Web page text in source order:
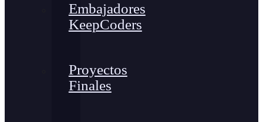
Embajadores
KeepCoders
Proyectos
Finales